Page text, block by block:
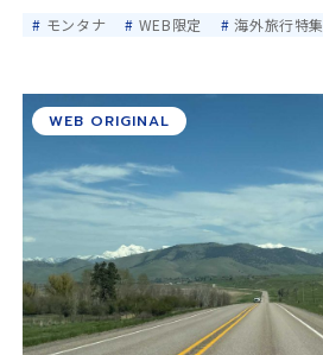
モンタナ WEB限定 海外旅行特集
WEB ORIGINAL